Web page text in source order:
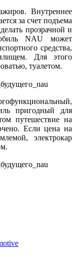
Внутреннее
за счет подъема
прозрачной и
NAU может
средства,
Для этого
туалетом.
пригодный для
путешествие на
Если цена на
электрокар